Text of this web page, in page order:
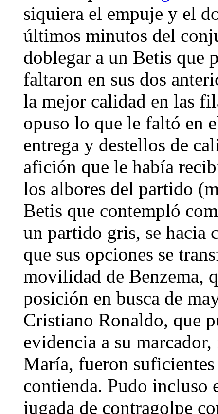
siquiera el empuje y el
últimos minutos del
doblegar a un Betis que
faltaron en sus dos
la mejor calidad en las
opuso lo que le faltó en
entrega y destellos de
afición que le había
los albores del partido
Betis que contempló
un partido gris, se hacia
que sus opciones se
movilidad de Benzema,
posición en busca de
Cristiano Ronaldo, que
evidencia a su
María, fueron
contienda. Pudo incluso
jugada de contragolpe